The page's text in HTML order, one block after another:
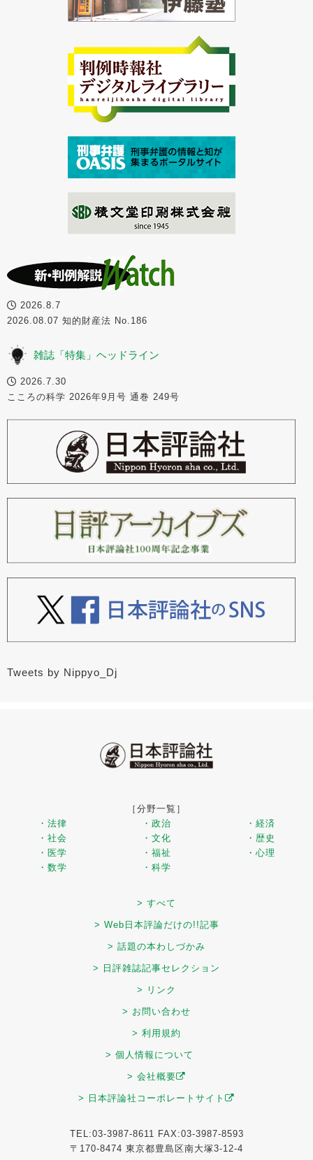
2026.8.7
2026.08.07 知的財産法 No.186
雑誌「特集」ヘッドライン
2026.7.30
こころの科学 2026年9月号 通巻 249号
Tweets by Nippyo_Dj
［分野一覧］
・法律
・政治
・経済
・社会
・文化
・歴史
・医学
・福祉
・心理
・数学
・科学
> すべて
> Web日本評論だけの!!記事
> 話題の本わしづかみ
> 日評雑誌記事セレクション
> リンク
> お問い合わせ
> 利用規約
> 個人情報について
> 会社概要
> 日本評論社コーポレートサイト
TEL:03-3987-8611 FAX:03-3987-8593
〒170-8474 東京都豊島区南大塚3-12-4